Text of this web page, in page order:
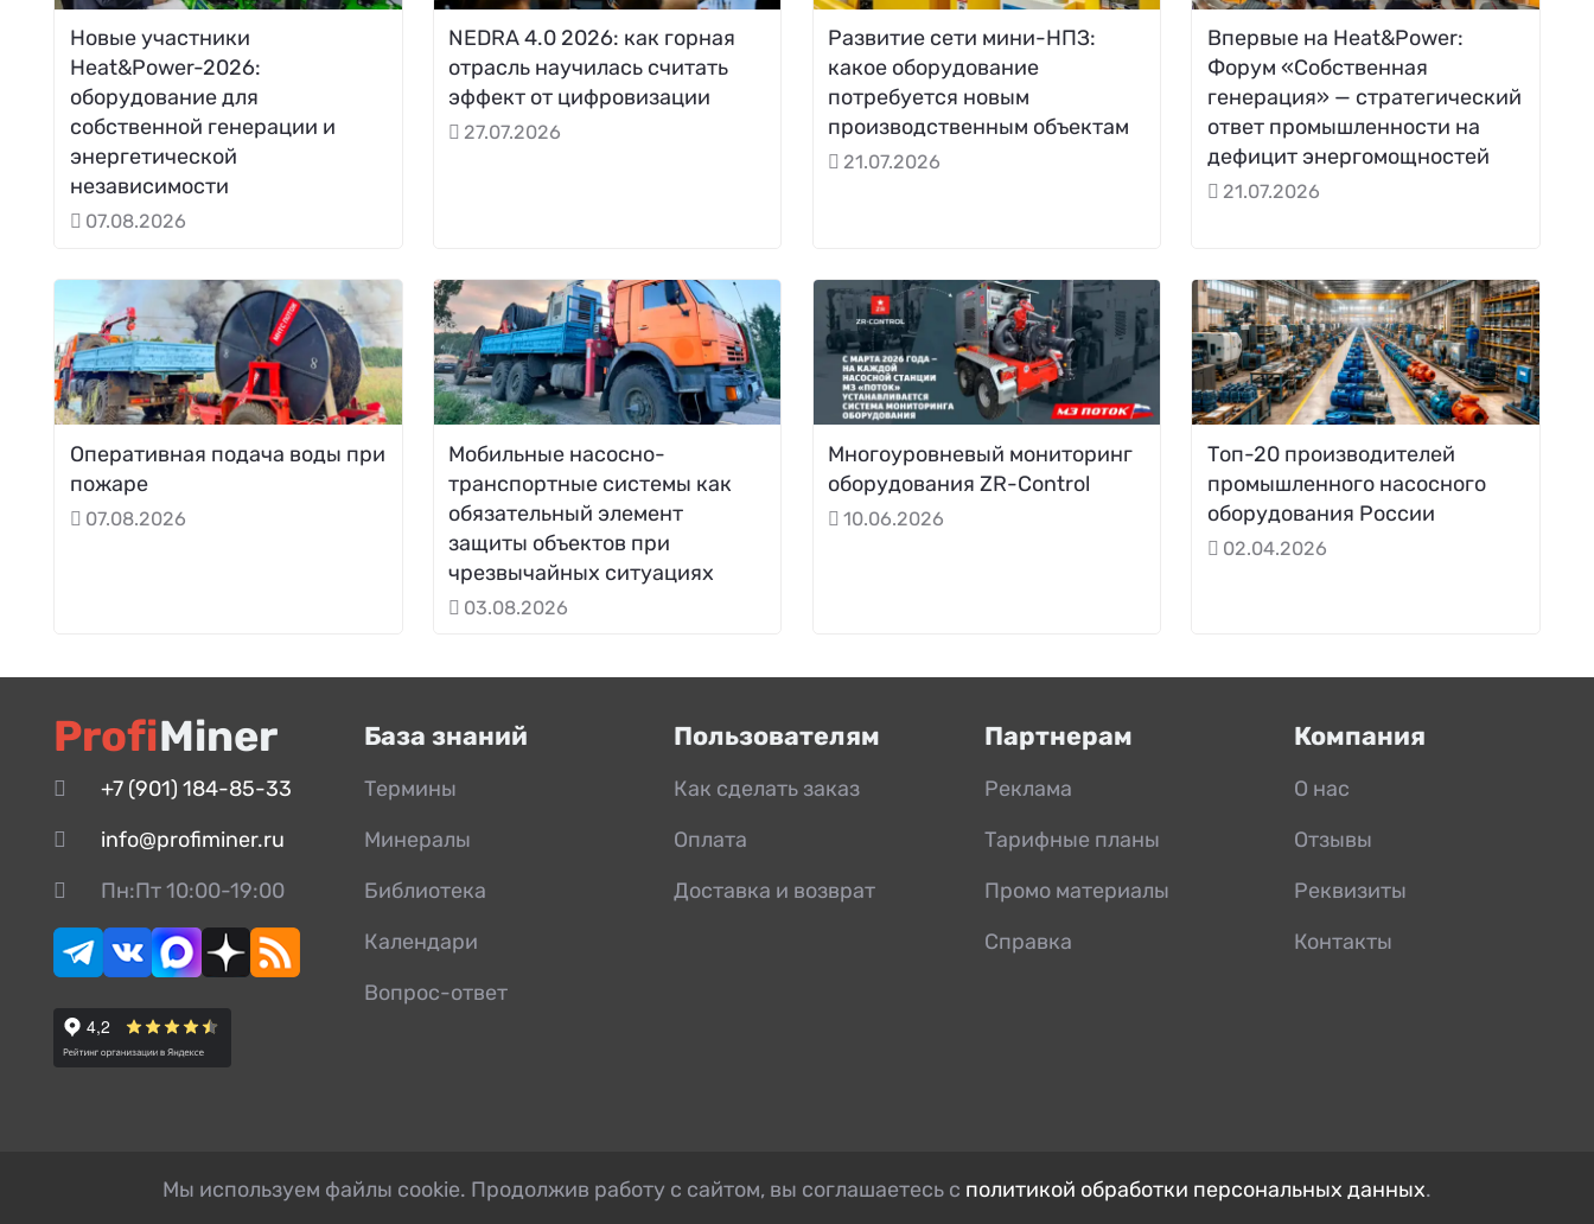
Новые участники
Heat&Power-2026:
оборудование для
собственной генерации и
энергетической
независимости
07.08.2026
NEDRA 4.0 2026: как горная
отрасль научилась считать
эффект от цифровизации
27.07.2026
Развитие сети мини-НПЗ:
какое оборудование
потребуется новым
производственным объектам
21.07.2026
Впервые на Heat&Power:
Форум «Собственная
генерация» — стратегический
ответ промышленности на
дефицит энергомощностей
21.07.2026
Оперативная подача воды при
пожаре
07.08.2026
Мобильные насосно-
транспортные системы как
обязательный элемент
защиты объектов при
чрезвычайных ситуациях
03.08.2026
Многоуровневый мониторинг
оборудования ZR-Control
10.06.2026
Топ-20 производителей
промышленного насосного
оборудования России
02.04.2026
ProfiMiner
+7 (901) 184-85-33
info@profiminer.ru
Пн:Пт 10:00-19:00
База знаний
Термины
Минералы
Библиотека
Календари
Вопрос-ответ
Пользователям
Как сделать заказ
Оплата
Доставка и возврат
Партнерам
Реклама
Тарифные планы
Промо материалы
Справка
Компания
О нас
Отзывы
Реквизиты
Контакты
Мы используем файлы cookie. Продолжив работу с сайтом, вы соглашаетесь с политикой обработки персональных данных.